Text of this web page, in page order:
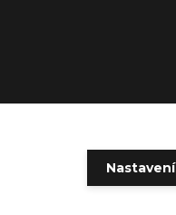
Nastavení